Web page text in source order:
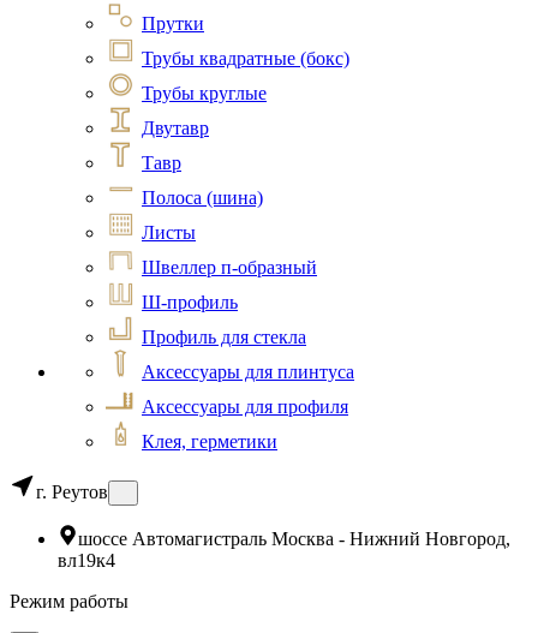
Прутки
Трубы квадратные (бокс)
Трубы круглые
Двутавр
Тавр
Полоса (шина)
Листы
Швеллер п-образный
Ш-профиль
Профиль для стекла
Аксессуары для плинтуса
Аксессуары для профиля
Клея, герметики
г. Реутов
шоссе Автомагистраль Москва - Нижний Новгород,
вл19к4
Режим работы